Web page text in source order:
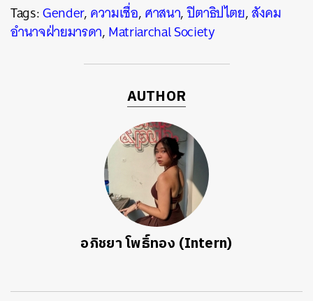
Tags:Gender,ความเชื่อ,ศาสนา,ปิตาธิปไตย,สังคม
อำนาจฝ่ายมารดา,Matriarchal Society
AUTHOR
อภิชยา โพธิ์ทอง (Intern)